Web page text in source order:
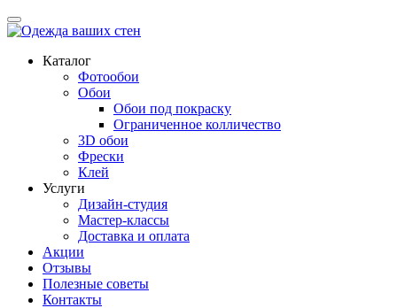
Каталог
Фотообои
Обои
Обои под покраску
Ограниченное колличество
3D обои
Фрески
Клей
Услуги
Дизайн-студия
Мастер-классы
Доставка и оплата
Акции
Отзывы
Полезные советы
Контакты